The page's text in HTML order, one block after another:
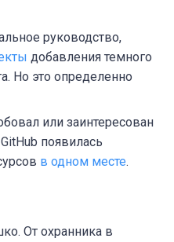
руководство,
добавления темного
Но это определенно
или заинтересован
появилась
в одном месте.
От охранника в